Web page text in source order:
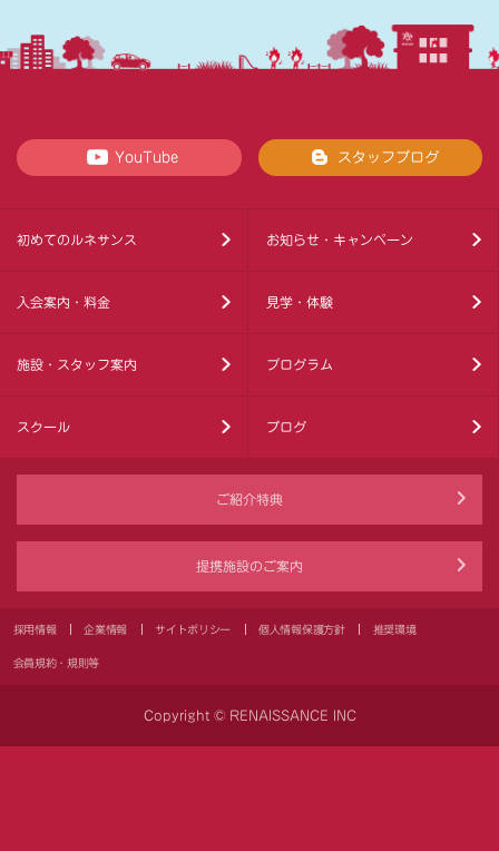
YouTube スタッフブログ
初めてのルネサンス お知らせ・キャンペーン
入会案内・料金 見学・体験
施設・スタッフ案内 プログラム
スクール ブログ
ご紹介特典
提携施設のご案内
採用情報 企業情報 サイトポリシー 個人情報保護方針 推奨環境
会員規約・規則等
Copyright © RENAISSANCE INC